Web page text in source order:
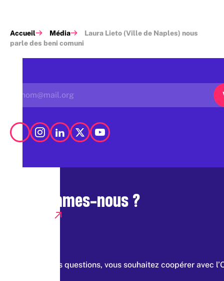
Accueil Média
Laura Lieto (Ville de Naples) nous
parle des beni comuni
Qui sommes-nous ?
Vous avez des questions, vous souhaitez coopérer avec